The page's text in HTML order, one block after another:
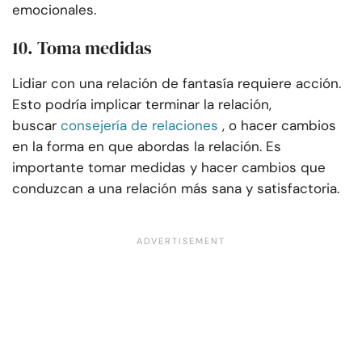
emocionales.
10. Toma medidas
Lidiar con una relación de fantasía requiere acción.
Esto podría implicar terminar la relación,
buscar consejería de relaciones , o hacer cambios
en la forma en que abordas la relación. Es
importante tomar medidas y hacer cambios que
conduzcan a una relación más sana y satisfactoria.